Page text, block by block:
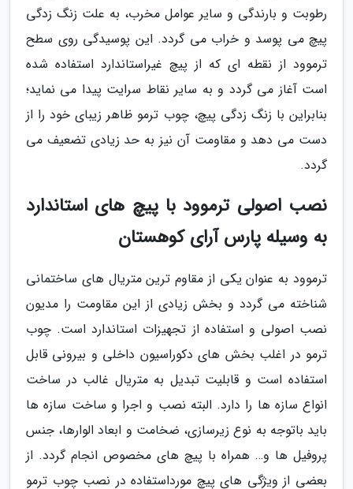
رطوبت و بارندگی و سایر عوامل مخرب، به علت زنگ زدگی
پیچ می پوسد و خراب می گردد. این پوسیدگی روی سطح
ترموود از نقطه ای که از پیچ غیراستاندارد استفاده شده
است آغاز می گردد و به سایر نقاط سرایت پیدا می نماید؛
بنابراین با زنگ زدگی پیچ، چوب ترمو ظاهر زیبای خود را از
دست می دهد و مقاومت آن نیز به حد زیادی تضعیف می
گردد.
نصب اصولی ترموود با پیچ های استاندارد
به وسیله پارس آرای کوهستان
ترموود به عنوان یکی از مقاوم ترین متریال های ساختمانی
شناخته می گردد و بخش زیادی از این مقاومت را مدیون
نصب اصولی و استفاده از تجهیزات استاندارد است. چوب
ترمو در اغلب بخش های دکوراسیون داخلی و بیرونی قابل
استفاده است و قابلیت تبدیل به متریال غالب در ساخت
انواع سازه ها را دارد. البته نصب و اجرا و ساخت سازه ها
باید باتوجه به نوع زیرسازی، ضخامت و ابعاد الوارها، جنس
پروفیل ها و… همراه با پیچ های مخصوص انجام گردد. از
بعضی از ویژگی های پیچ مورداستفاده در نصب چوب ترمو